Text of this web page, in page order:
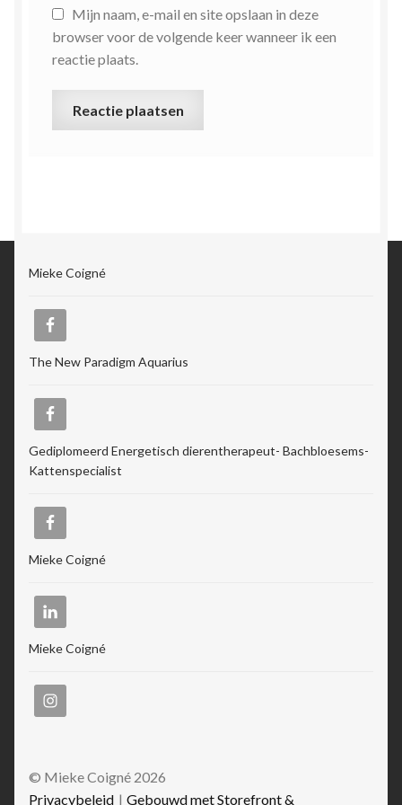
Mijn naam, e-mail en site opslaan in deze
browser voor de volgende keer wanneer ik een
reactie plaats.
Mieke Coigné
The New Paradigm Aquarius
Gediplomeerd Energetisch dierentherapeut- Bachbloesems-
Kattenspecialist
Mieke Coigné
Mieke Coigné
© Mieke Coigné 2026
Privacybeleid
Gebouwd met Storefront &